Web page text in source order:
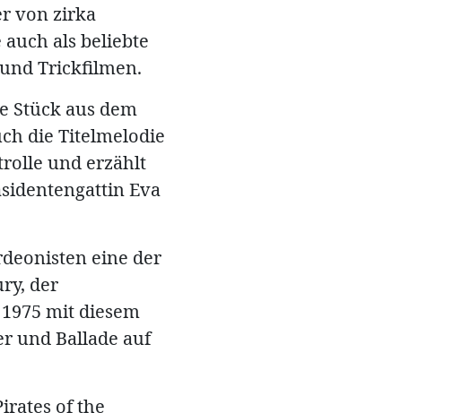
von zirka
als beliebte
Trickfilmen.
Stück aus dem
die Titelmelodie
und erzählt
Eva
eine der
der
mit diesem
und Ballade auf
of the